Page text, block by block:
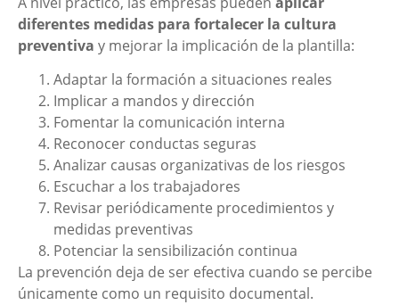
diferentes medidas para fortalecer la cultura
preventiva y mejorar la implicación de la plantilla:
Adaptar la formación a situaciones reales
Implicar a mandos y dirección
Fomentar la comunicación interna
Reconocer conductas seguras
Analizar causas organizativas de los riesgos
Escuchar a los trabajadores
Revisar periódicamente procedimientos y
medidas preventivas
Potenciar la sensibilización continua
La prevención deja de ser efectiva cuando se percibe
únicamente como un requisito documental.